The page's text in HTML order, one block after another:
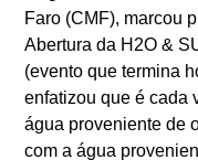
Faro (CMF), marcou
Abertura da H2O &
(evento que termina
enfatizou que é cada
água proveniente de
com a água